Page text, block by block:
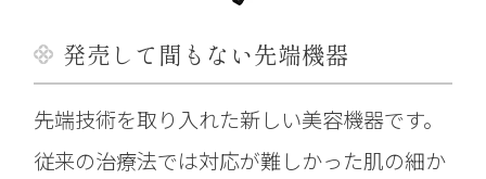
発売して間もない先端機器
先端技術を取り入れた新しい美容機器です。
従来の治療法では対応が難しかった肌の細か